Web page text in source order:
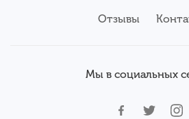
Б/у ноутбуки
Отзывы
Мы в социальных